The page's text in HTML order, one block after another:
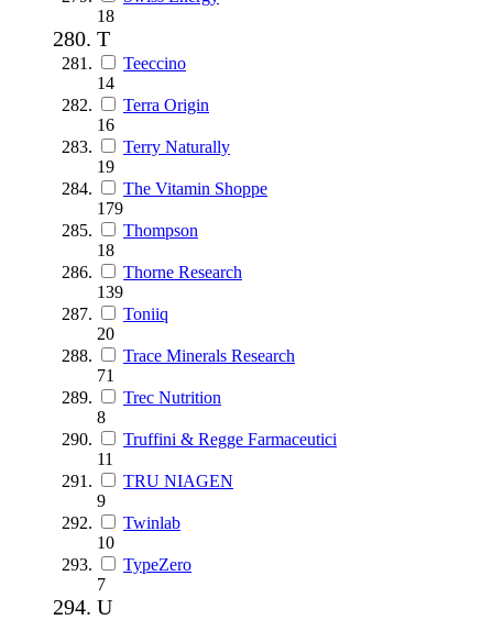
18
T
Teeccino
14
Terra Origin
16
Terry Naturally
19
The Vitamin Shoppe
179
Thompson
18
Thorne Research
139
Toniiq
20
Trace Minerals Research
71
Trec Nutrition
8
Truffini & Regge Farmaceutici
11
TRU NIAGEN
9
Twinlab
10
TypeZero
7
U